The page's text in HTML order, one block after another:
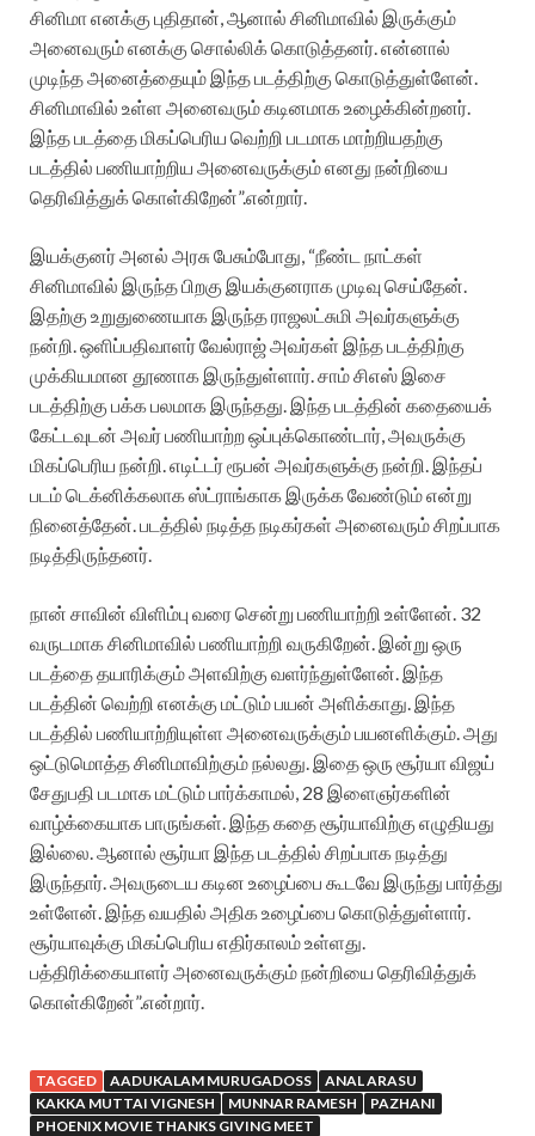
சினிமா எனக்கு புதிதான், ஆனால் சினிமாவில் இருக்கும்
அனைவரும் எனக்கு சொல்லிக் கொடுத்தனர். என்னால்
முடிந்த அனைத்தையும் இந்த படத்திற்கு கொடுத்துள்ளேன்.
சினிமாவில் உள்ள அனைவரும் கடினமாக உழைக்கின்றனர்.
இந்த படத்தை மிகப்பெரிய வெற்றி படமாக மாற்றியதற்கு
படத்தில் பணியாற்றிய அனைவருக்கும் எனது நன்றியை
தெரிவித்துக் கொள்கிறேன்”.என்றார்.
இயக்குனர் அனல் அரசு பேசும்போது, “நீண்ட நாட்கள்
சினிமாவில் இருந்த பிறகு இயக்குனராக முடிவு செய்தேன்.
இதற்கு உறுதுணையாக இருந்த ராஜலட்சுமி அவர்களுக்கு
நன்றி. ஒளிப்பதிவாளர் வேல்ராஜ் அவர்கள் இந்த படத்திற்கு
முக்கியமான தூணாக இருந்துள்ளார். சாம் சிஎஸ் இசை
படத்திற்கு பக்க பலமாக இருந்தது. இந்த படத்தின் கதையைக்
கேட்டவுடன் அவர் பணியாற்ற ஒப்புக்கொண்டார், அவருக்கு
மிகப்பெரிய நன்றி. எடிட்டர் ரூபன் அவர்களுக்கு நன்றி. இந்தப்
படம் டெக்னிக்கலாக ஸ்ட்ராங்காக இருக்க வேண்டும் என்று
நினைத்தேன். படத்தில் நடித்த நடிகர்கள் அனைவரும் சிறப்பாக
நடித்திருந்தனர்.
நான் சாவின் விளிம்பு வரை சென்று பணியாற்றி உள்ளேன். 32
வருடமாக சினிமாவில் பணியாற்றி வருகிறேன். இன்று ஒரு
படத்தை தயாரிக்கும் அளவிற்கு வளர்ந்துள்ளேன். இந்த
படத்தின் வெற்றி எனக்கு மட்டும் பயன் அளிக்காது. இந்த
படத்தில் பணியாற்றியுள்ள அனைவருக்கும் பயனளிக்கும். அது
ஒட்டுமொத்த சினிமாவிற்கும் நல்லது. இதை ஒரு சூர்யா விஜய்
சேதுபதி படமாக மட்டும் பார்க்காமல், 28 இளைஞர்களின்
வாழ்க்கையாக பாருங்கள். இந்த கதை சூர்யாவிற்கு எழுதியது
இல்லை. ஆனால் சூர்யா இந்த படத்தில் சிறப்பாக நடித்து
இருந்தார். அவருடைய கடின உழைப்பை கூடவே இருந்து பார்த்து
உள்ளேன். இந்த வயதில் அதிக உழைப்பை கொடுத்துள்ளார்.
சூர்யாவுக்கு மிகப்பெரிய எதிர்காலம் உள்ளது.
பத்திரிக்கையாளர் அனைவருக்கும் நன்றியை தெரிவித்துக்
கொள்கிறேன்”.என்றார்.
TAGGED AADUKALAM MURUGADOSS
ANAL ARASU
KAKKA MUTTAI VIGNESH
MUNNAR RAMESH
PAZHANI
PHOENIX MOVIE THANKS GIVING MEET